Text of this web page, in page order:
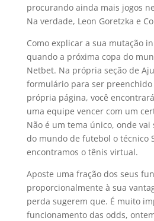
procurando ainda mais jogos
Na verdade, Leon Goretzka e
Como explicar a sua mutação
quando a próxima copa do
Netbet. Na própria seção de
formulário para ser
própria página, você
uma equipe vencer com um
Não é um tema único, onde vai
do mundo de futebol o técnico
encontramos o tênis virtual.
Aposte uma fração dos seus
proporcionalmente à sua
perda sugerem que. É muito
funcionamento das odds,